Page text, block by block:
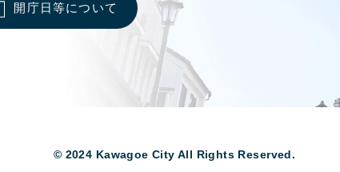
開庁日等について
© 2024 Kawagoe City All Rights Reserved.